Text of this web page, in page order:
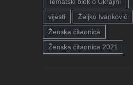
vijesti
Željko Ivanković
Ženska čitaonica
Ženska čitaonica 2021